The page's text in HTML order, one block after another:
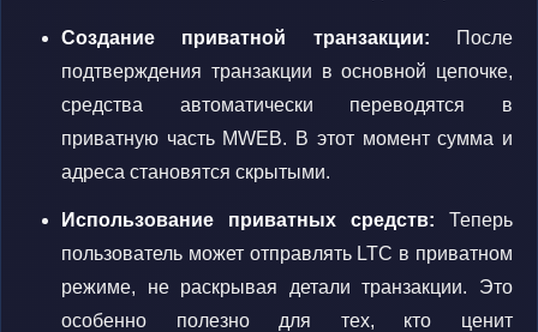
Создание приватной транзакции: После
подтверждения транзакции в основной цепочке,
средства автоматически переводятся в
приватную часть MWEB. В этот момент сумма и
адреса становятся скрытыми.
Использование приватных средств: Теперь
пользователь может отправлять LTC в приватном
режиме, не раскрывая детали транзакции. Это
особенно полезно для тех, кто ценит